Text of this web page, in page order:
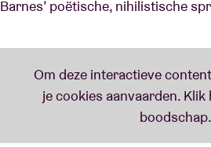
Barnes’ poëtische, nihilistische